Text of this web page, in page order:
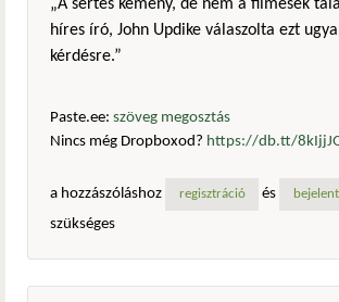
„A sértés kemény, de nem a filmesek
híres író, John Updike válaszolta ezt
kérdésre.”
Paste.ee: szöveg megosztás
Nincs még Dropboxod? https://db.tt/
a hozzászóláshoz
regisztráció és
szükséges